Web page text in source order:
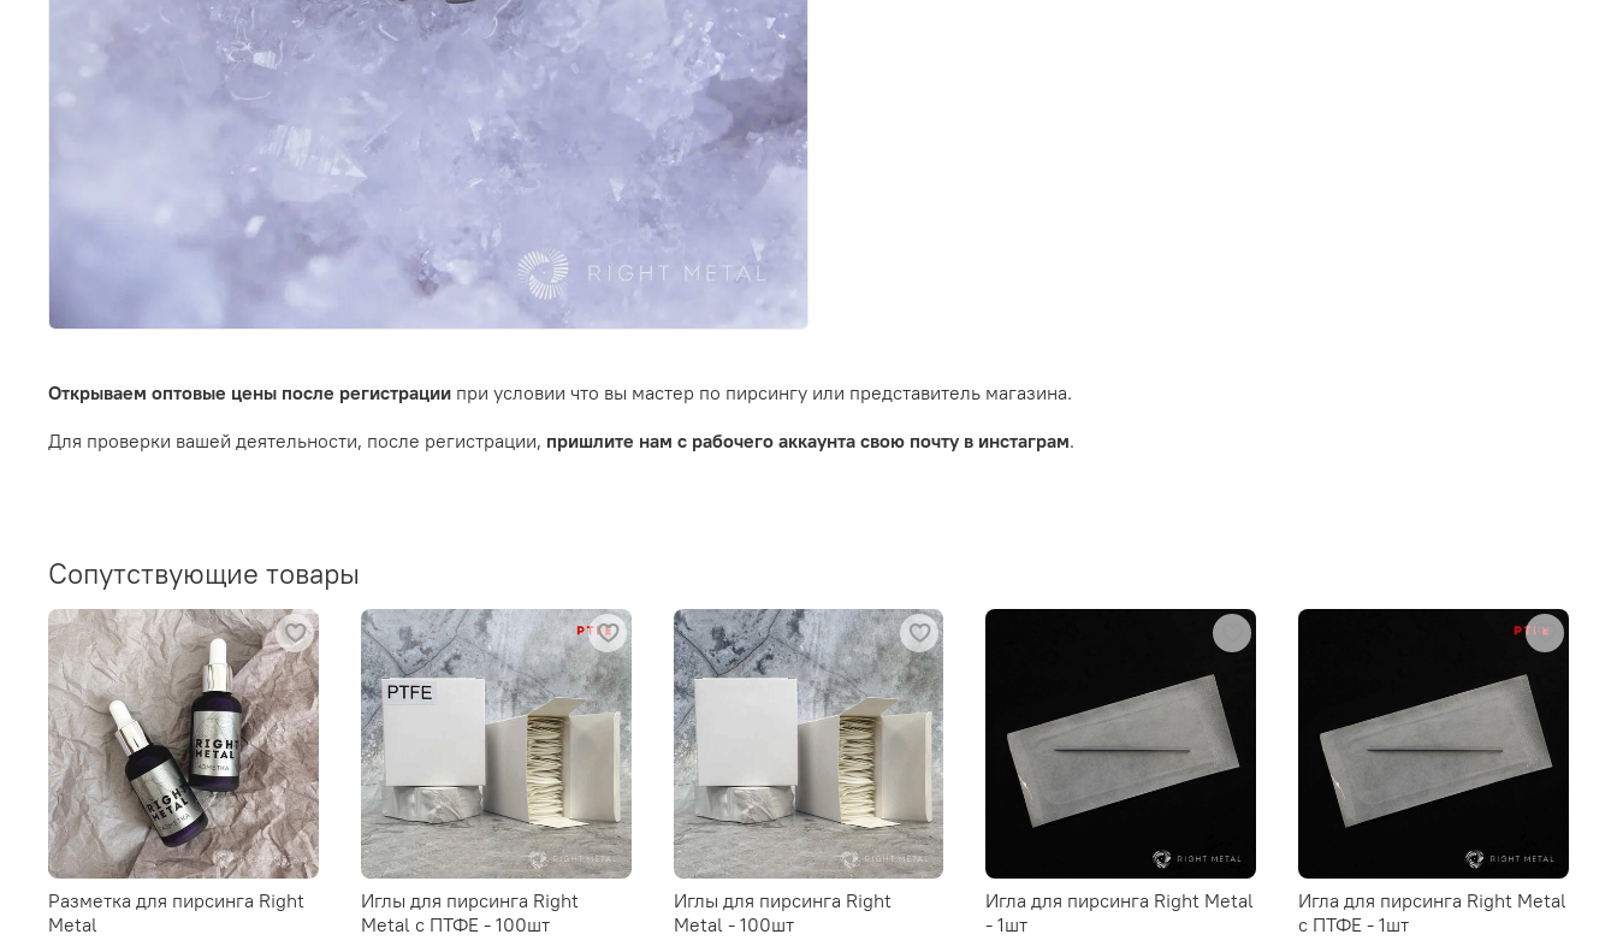
Открываем оптовые цены после регистрации при условии что вы мастер по пирсингу или представитель магазина.
Для проверки вашей деятельности, после регистрации, пришлите нам с рабочего аккаунта свою почту в инстаграм.
Сопутствующие товары
Разметка для пирсинга Right
Metal
Иглы для пирсинга Right
Metal c ПТФЕ - 100шт
Иглы для пирсинга Right
Metal - 100шт
Игла для пирсинга Right Metal
- 1шт
Игла для пирсинга Right Metal
c ПТФЕ - 1шт